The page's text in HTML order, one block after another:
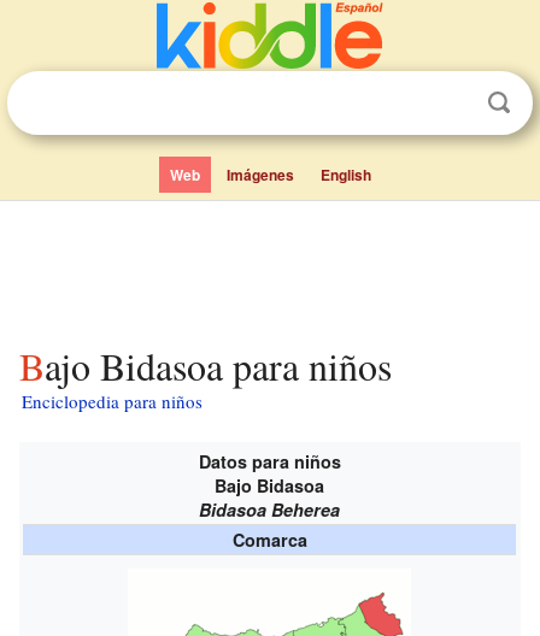
Web Imágenes English
Bajo Bidasoa para niños
Enciclopedia para niños
Datos para niños
Bajo Bidasoa
Bidasoa Beherea
Comarca